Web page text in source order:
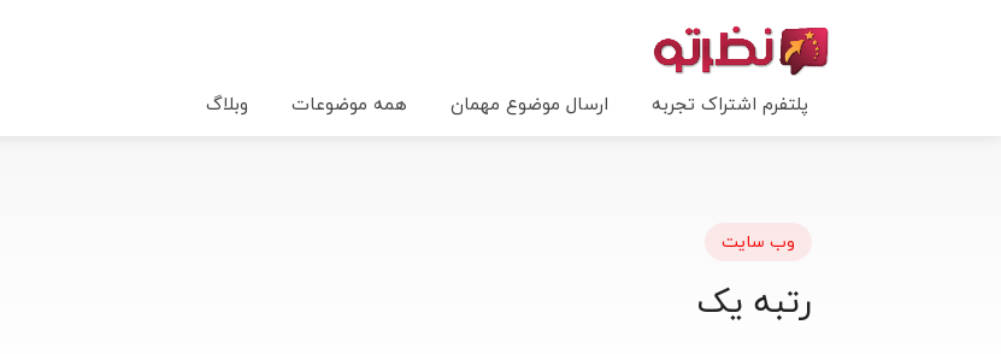
پلتفرم اشتراک تجربه ارسال موضوع مهمان همه موضوعات وبلاگ
وب سایت
رتبه یک